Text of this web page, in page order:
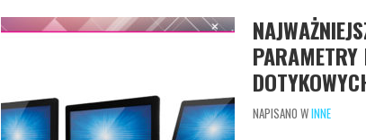
NAPISANO WINNE